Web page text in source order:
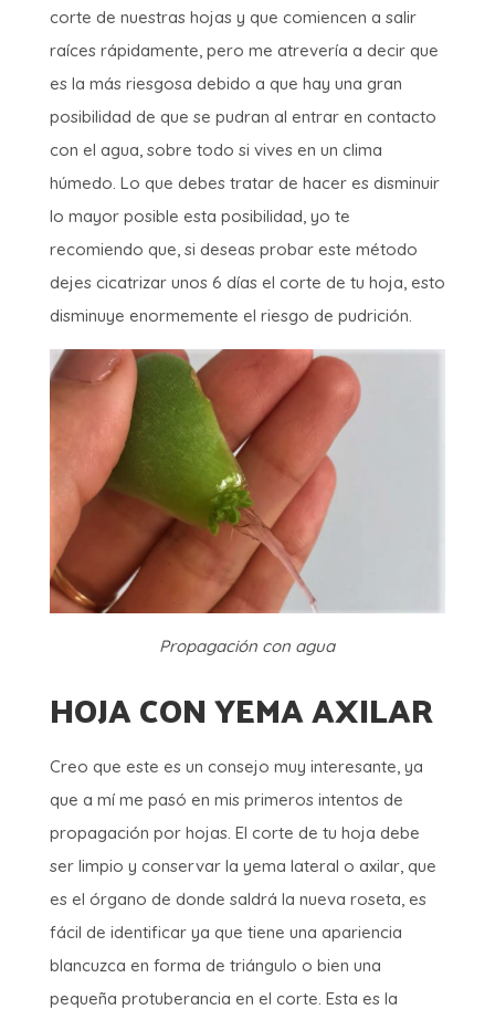
corte de nuestras hojas y que comiencen a salir
raíces rápidamente, pero me atrevería a decir que
es la más riesgosa debido a que hay una gran
posibilidad de que se pudran al entrar en contacto
con el agua, sobre todo si vives en un clima
húmedo. Lo que debes tratar de hacer es disminuir
lo mayor posible esta posibilidad, yo te
recomiendo que, si deseas probar este método
dejes cicatrizar unos 6 días el corte de tu hoja, esto
disminuye enormemente el riesgo de pudrición.
Propagación con agua
HOJA CON YEMA AXILAR
Creo que este es un consejo muy interesante, ya
que a mí me pasó en mis primeros intentos de
propagación por hojas. El corte de tu hoja debe
ser limpio y conservar la yema lateral o axilar, que
es el órgano de donde saldrá la nueva roseta, es
fácil de identificar ya que tiene una apariencia
blancuzca en forma de triángulo o bien una
pequeña protuberancia en el corte. Esta es la